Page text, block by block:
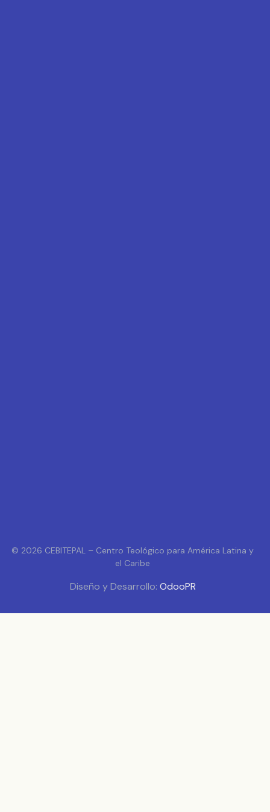
© 2026 CEBITEPAL – Centro Teológico para América Latina y
el Caribe
Diseño y Desarrollo: OdooPR